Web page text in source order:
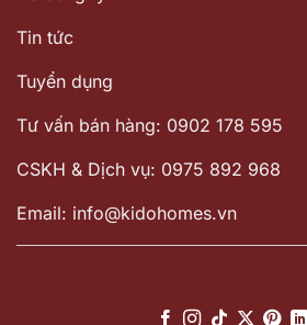
Tin tức
Tuyển dụng
Tư vấn bán hàng: 0902 178 595
CSKH & Dịch vụ: 0975 892 968
Email: info@kidohomes.vn